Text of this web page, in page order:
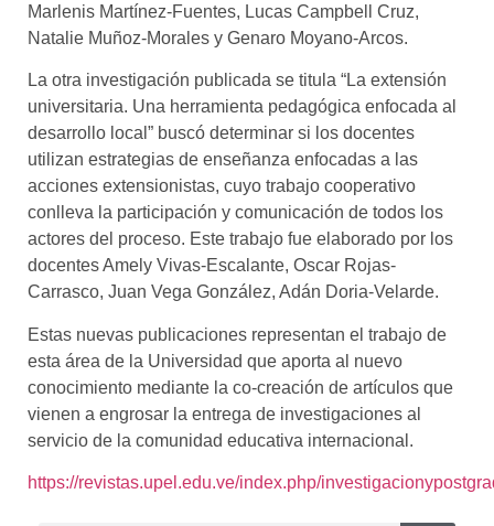
Marlenis Martínez-Fuentes, Lucas Campbell Cruz,
Natalie Muñoz-Morales y Genaro Moyano-Arcos.
La otra investigación publicada se titula “La extensión
universitaria. Una herramienta pedagógica enfocada al
desarrollo local” buscó determinar si l os docentes
utilizan estrategias de enseñanza enfocadas a las
acciones extensionistas, cuyo trabajo cooperativo
conlleva la participación y comunicación de todos los
actores del proceso. Este trabajo fue elaborado por los
docentes Amely Vivas-Escalante, Oscar Rojas-
Carrasco, Juan Vega González, Adán Doria-Velarde.
Estas nuevas publicaciones representan el trabajo de
esta área de la Universidad que aporta al nuevo
conocimiento mediante la co-creación de artículos que
vienen a engrosar la entrega de investigaciones al
servicio de la comunidad educativa internacional.
https://revistas.upel.edu.ve/index.php/